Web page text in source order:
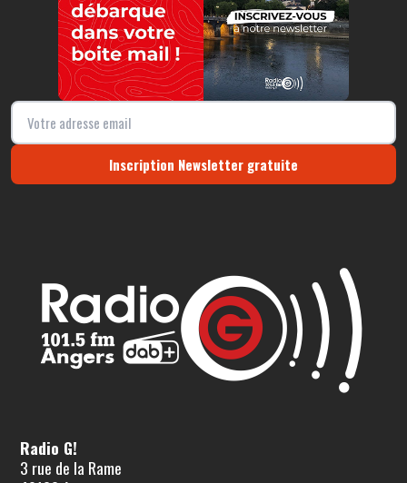
Inscription Newsletter gratuite
Radio G!
3 rue de la Rame